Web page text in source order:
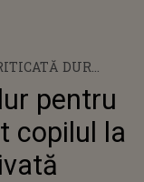
DUR
CUM ȘI-A
LA O
pentru
copilul la